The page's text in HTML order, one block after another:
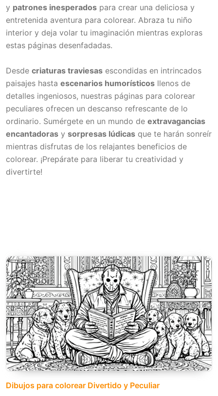
y patrones inesperados para crear una deliciosa y
entretenida aventura para colorear. Abraza tu niño
interior y deja volar tu imaginación mientras exploras
estas páginas desenfadadas.
Desde criaturas traviesas escondidas en intrincados
paisajes hasta escenarios humorísticos llenos de
detalles ingeniosos, nuestras páginas para colorear
peculiares ofrecen un descanso refrescante de lo
ordinario. Sumérgete en un mundo de extravagancias
encantadoras y sorpresas lúdicas que te harán sonreír
mientras disfrutas de los relajantes beneficios de
colorear. ¡Prepárate para liberar tu creatividad y
divertirte!
Dibujos para colorear Divertido y Peculiar